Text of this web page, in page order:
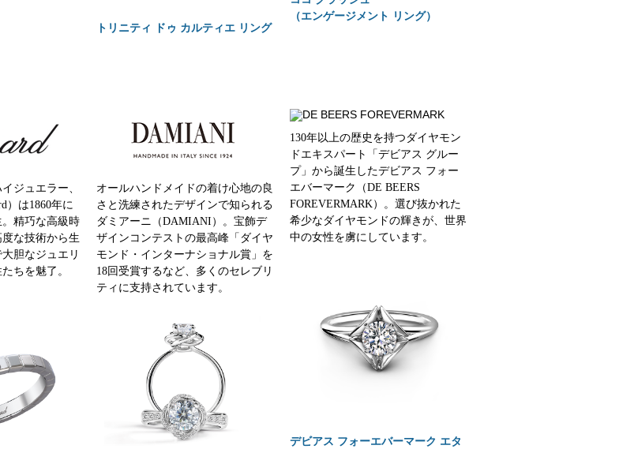
トリニティ ドゥ カルティエ リング
（エンゲージメント リング）
ジュエラー、
）は1860年に
精巧な高級時
な技術から生
胆なジュエリ
ちを魅了。
オールハンドメイドの着け心地の良
さと洗練されたデザインで知られる
ダミアーニ（DAMIANI）。宝飾デ
ザインコンテストの最高峰「ダイヤ
モンド・インターナショナル賞」を
18回受賞するなど、多くのセレブリ
ティに支持されています。
130年以上の歴史を持つダイヤモン
ドエキスパート「デビアス グルー
プ」から誕生したデビアス フォー
エバーマーク（DE BEERS
FOREVERMARK）。選び抜かれた
希少なダイヤモンドの輝きが、世界
中の女性を虜にしています。
デビアス フォーエバーマーク エタ